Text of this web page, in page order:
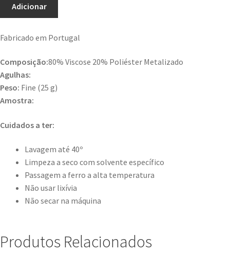
Adicionar
Fabricado em Portugal
Composição:80% Viscose 20% Poliéster Metalizado
Agulhas:
Peso: Fine (25 g)
Amostra:
Cuidados a ter:
Lavagem até 40º
Limpeza a seco com solvente específico
Passagem a ferro a alta temperatura
Não usar lixívia
Não secar na máquina
Produtos Relacionados